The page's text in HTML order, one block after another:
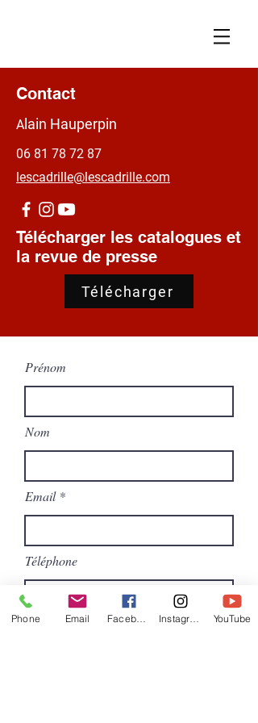
Contact
A lain Hauperpin
06 81 78 72 87
lescadrille@lescadrille.com
Télécharger les catalogues et
la revue de presse
Télécharger
Prénom
Nom
Email
Téléphone
Message
Phone Email YouTube